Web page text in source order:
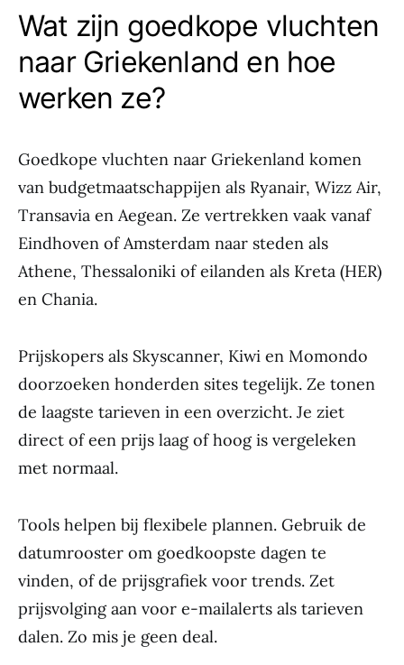
Wat zijn goedkope vluchten
naar Griekenland en hoe
werken ze?
Goedkope vluchten naar Griekenland komen
van budgetmaatschappijen als Ryanair, Wizz Air,
Transavia en Aegean. Ze vertrekken vaak vanaf
Eindhoven of Amsterdam naar steden als
Athene, Thessaloniki of eilanden als Kreta (HER)
en Chania.
Prijskopers als Skyscanner, Kiwi en Momondo
doorzoeken honderden sites tegelijk. Ze tonen
de laagste tarieven in een overzicht. Je ziet
direct of een prijs laag of hoog is vergeleken
met normaal.
Tools helpen bij flexibele plannen. Gebruik de
datumrooster om goedkoopste dagen te
vinden, of de prijsgrafiek voor trends. Zet
prijsvolging aan voor e-mailalerts als tarieven
dalen. Zo mis je geen deal.